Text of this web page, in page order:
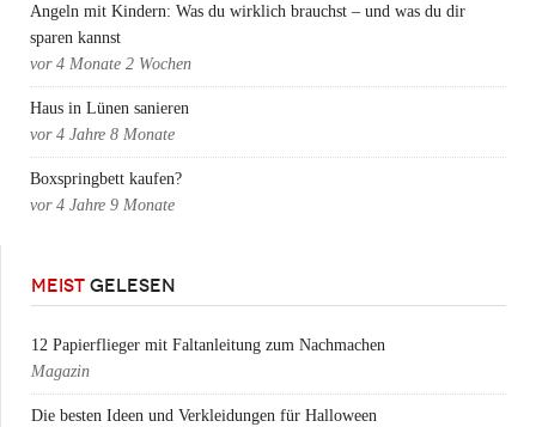
Angeln mit Kindern: Was du wirklich brauchst – und was du dir
sparen kannst
vor 4 Monate 2 Wochen
Haus in Lünen sanieren
vor 4 Jahre 8 Monate
Boxspringbett kaufen?
vor 4 Jahre 9 Monate
MEIST GELESEN
12 Papierflieger mit Faltanleitung zum Nachmachen
Magazin
Die besten Ideen und Verkleidungen für Halloween